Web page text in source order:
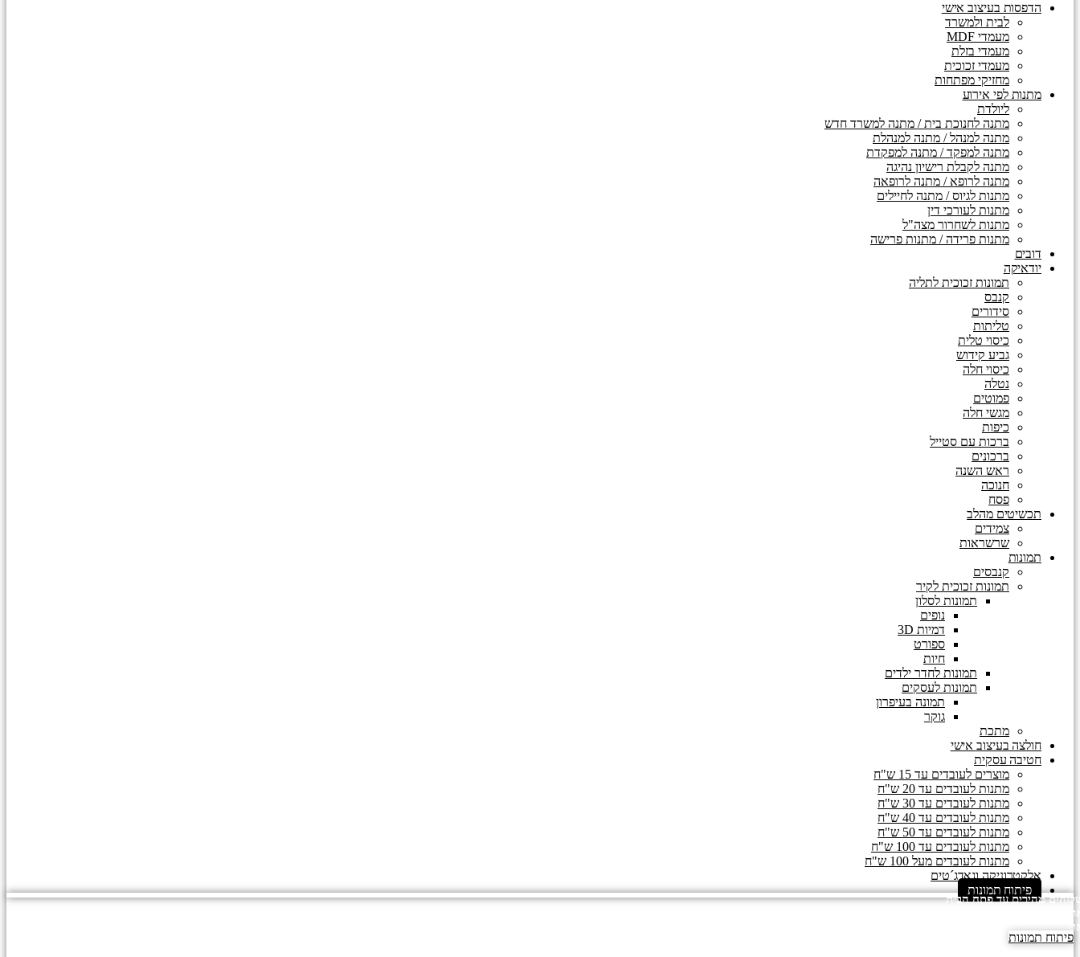
הדפסות בעיצוב אישי
לבית ולמשרד
מעמדי MDF
מעמדי בזלת
מעמדי זכוכית
מחזיקי מפתחות
מתנות לפי אירוע
ליולדת
מתנה לחנוכת בית / מתנה למשרד חדש
מתנה למנהל / מתנה למנהלת
מתנה למפקד / מתנה למפקדת
מתנה לקבלת רישיון נהיגה
מתנה לרופא / מתנה לרופאה
מתנות לגיוס / מתנה לחיילים
מתנות לעורכי דין
מתנות לשחרור מצה"ל
מתנות פרידה / מתנות פרישה
דובים
יודאיקה
תמונות זכוכית לתליה
קנבס
סידורים
טליתות
כיסוי טלית
גביע קידוש
כיסוי חלה
נטלה
פמוטים
מגשי חלה
כיפות
ברכות עם סטייל
ברכונים
ראש השנה
חנוכה
פסח
תכשיטים מהלב
צמידים
שרשראות
תמונות
קנבסים
תמונות זכוכית לקיר
תמונות לסלון
נופים
דמיות 3D
ספורט
חיות
תמונות לחדר ילדים
תמונות לעסקים
תמונה בעיפרון
גוקר
מתכת
חולצה בעיצוב אישי
חטיבה עסקית
מוצרים לעובדים עד 15 ש"ח
מתנות לעובדים עד 20 ש"ח
מתנות לעובדים עד 30 ש"ח
מתנות לעובדים עד 40 ש"ח
מתנות לעובדים עד 50 ש"ח
מתנות לעובדים עד 100 ש"ח
מתנות לעובדים מעל 100 ש"ח
אלקטרוניקה וגאדג´טים
פיתוח תמונות
מהירים עד פתח הבית
כדור פורח מהיום למחר
לא פעיל בשבת
פיתוח תמונות